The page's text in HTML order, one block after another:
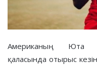
Американың Юта
қаласында отырыс